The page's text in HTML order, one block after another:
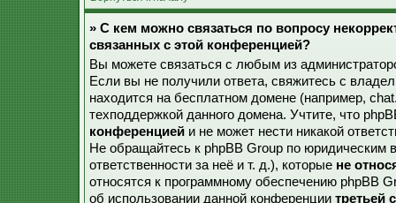
» С кем можно связаться по вопросу
связанных с этой конференцией?
Вы можете связаться с любым из
Если вы не получили ответа, свяжитесь с
находится на бесплатном домене (например,
техподдержкой данного домена. Учтите, что
конференцией и не может нести никакой
Не обращайтесь к phpBB Group по юридическим
ответственности за неё и т. д.), которые не
относятся к программному обеспечению phpBB
об использовании данной конференции третьей